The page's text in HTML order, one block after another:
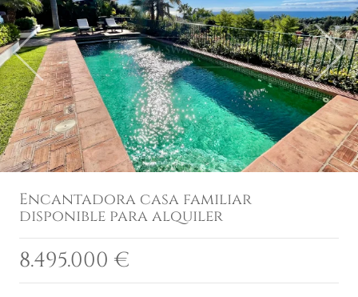
Previous Next
Encantadora casa familiar
disponible para alquiler
8.495.000 €